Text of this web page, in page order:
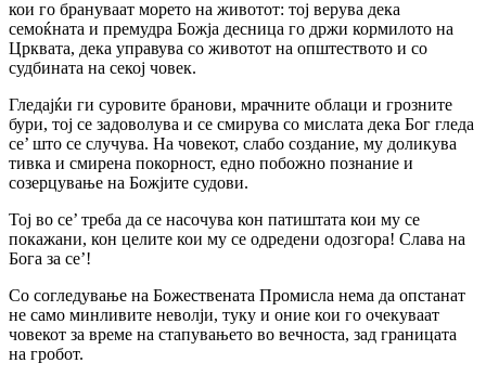
кои го брануваат морето на животот: тој верува дека
семоќната и премудpa Божја десница го држи кормилото на
Црквата, дека управува со животот на општеството и со
судбината на секој човек.
Гледајќи ги суровите бранови, мрачните облаци и грозните
бури, тој се задоволува и се смирува со мислата дека Бог гледа
се’ што се случува. На човекот, слабо создание, му доликува
тивка и смирена покорност, едно побожно познание и
созерцување на Божјите судови.
Тој во се’ треба да се насочува кон патиштата кои му се
покажани, кон целите кои му се одредени одозгора! Слава на
Бога за се’!
Co согледување на Божествената Промисла нема да опстанат
не само минливите неволји, туку и оние кои го очекуваат
човекот за време на стапувањето во вечноста, зад границата
на гробот.